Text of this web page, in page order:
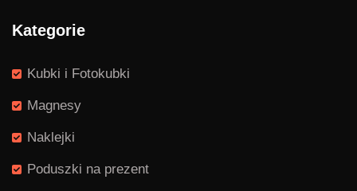
Kategorie
Kubki i Fotokubki
Magnesy
Naklejki
Poduszki na prezent